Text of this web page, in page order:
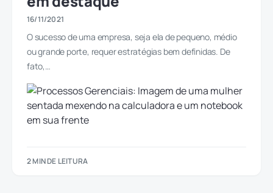
16/11/2021
O sucesso de uma empresa, seja ela de pequeno, médio
ou grande porte, requer estratégias bem definidas. De
fato,…
2 MIN DE LEITURA